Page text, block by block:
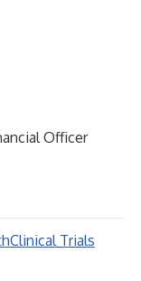
Officer
Clinical Trials